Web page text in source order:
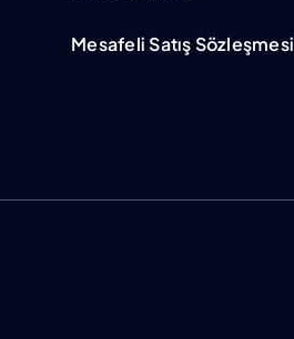
Mesafeli Satış Sözleşmesi